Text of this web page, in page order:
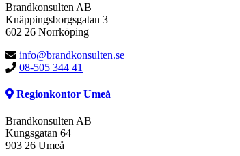
Brandkonsulten AB
Knäppingsborgsgatan 3
602 26 Norrköping
info@brandkonsulten.se
08-505 344 41
Regionkontor Umeå
Brandkonsulten AB
Kungsgatan 64
903 26 Umeå